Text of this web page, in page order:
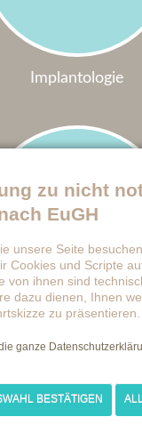
Implantologie
zu nicht
EuGH
unsere Seite
Cookies und Scripte
von ihnen sind
dazu dienen, Ihnen
zu präsentieren.
ganze
BESTÄTIGEN